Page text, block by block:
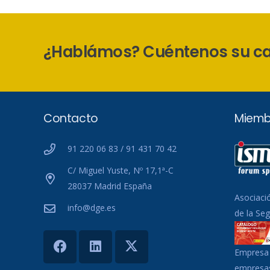
¿Hablámos? Cuéntenos su
Contacto
91 220 06 83 / 91 431 70 42
C/ Miguel Yuste, Nº 17,1ª-C
28037 Madrid España
info@dge.es
de la